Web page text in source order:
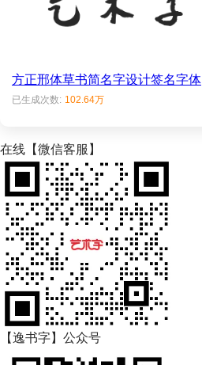
方正邢体草书简名字设计签名字体
已生成次数: 102.64万
在线【微信客服】
【逸书字】公众号